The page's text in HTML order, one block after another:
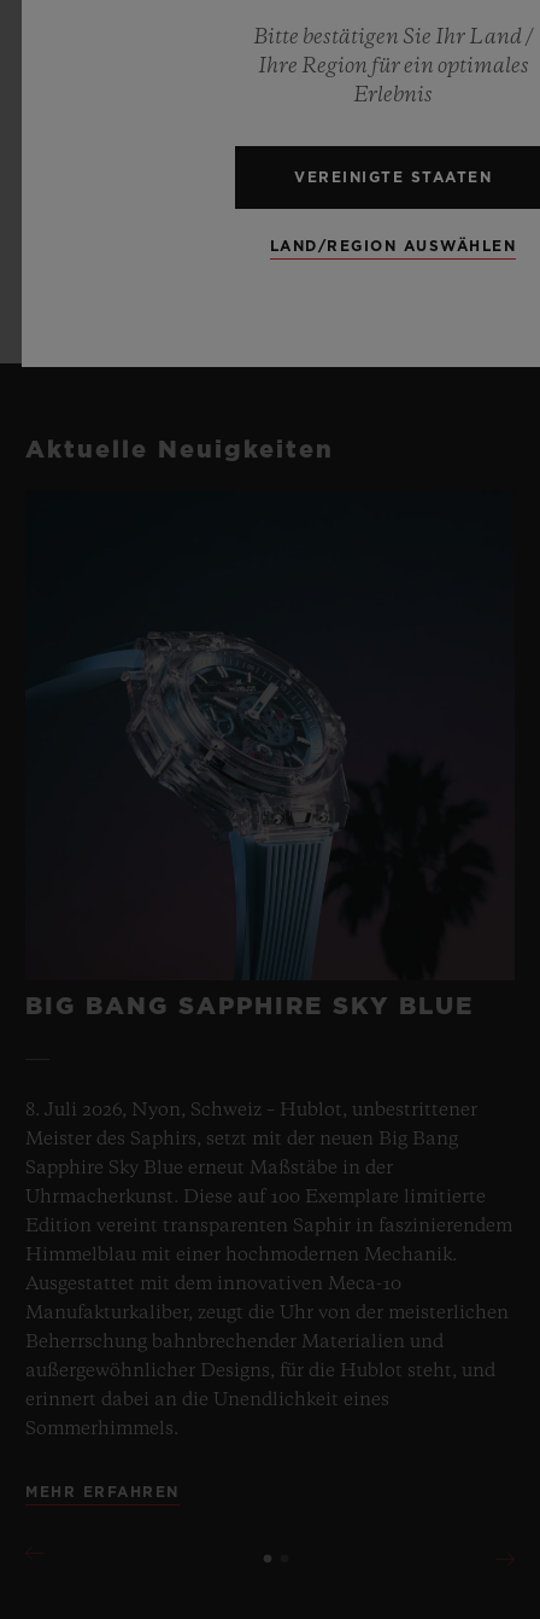
KUNST & MUSIK
DEPECHE MODE
MEHR ERFAHREN
Aktuelle Neuigkeiten
BIG BANG SAPPHIRE SKY BLUE
8. Juli 2026, Nyon, Schweiz – Hublot, unbestrittener
Meister des Saphirs, setzt mit der neuen Big Bang
Sapphire Sky Blue erneut Maßstäbe in der
Uhrmacherkunst. Diese auf 100 Exemplare limitierte
Edition vereint transparenten Saphir in faszinierendem
Himmelblau mit einer hochmodernen Mechanik.
Ausgestattet mit dem innovativen Meca-10
Manufakturkaliber, zeugt die Uhr von der meisterlichen
Beherrschung bahnbrechender Materialien und
außergewöhnlicher Designs, für die Hublot steht, und
erinnert dabei an die Unendlichkeit eines
Sommerhimmels.
MEHR ERFAHREN
Bitte bestätigen Sie Ihr Land /
Ihre Region für ein optimales
Erlebnis
VEREINIGTE STAATEN
LAND/REGION AUSWÄHLEN